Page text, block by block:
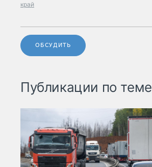
край
ОБСУДИТЬ
Публикации по теме